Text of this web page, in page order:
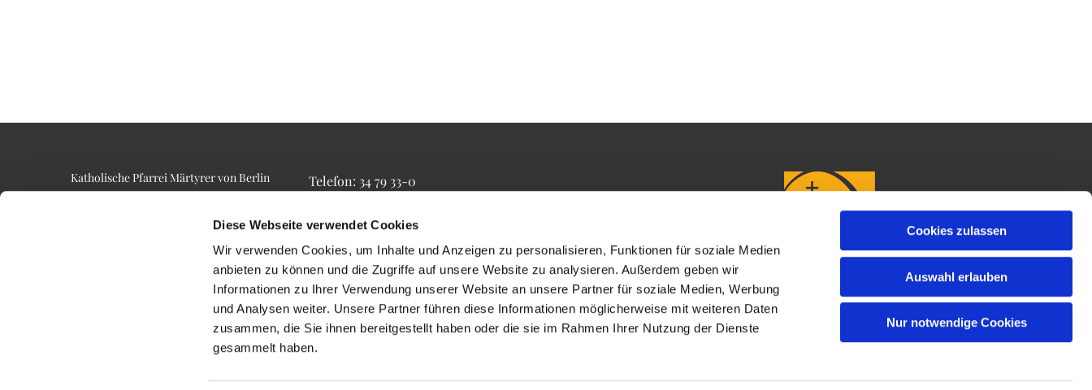
Diese Webseite verwendet Cookies
Wir verwenden Cookies, um Inhalte und Anzeigen zu personalisieren, Funktionen für soziale Medien
anbieten zu können und die Zugriffe auf unsere Website zu analysieren. Außerdem geben wir
Informationen zu Ihrer Verwendung unserer Website an unsere Partner für soziale Medien, Werbung
und Analysen weiter. Unsere Partner führen diese Informationen möglicherweise mit weiteren Daten
zusammen, die Sie ihnen bereitgestellt haben oder die sie im Rahmen Ihrer Nutzung der Dienste
gesammelt haben.
Cookies zulassen
Auswahl erlauben
Nur notwendige Cookies
Katholische Pfarrei Märtyrer von Berlin
Alt-Lietzow 23
Telefon: 34 79 33-0
Email: pfarrbuero@maertyrer-von-berlin.de
Impressum ChurchDesk-Login